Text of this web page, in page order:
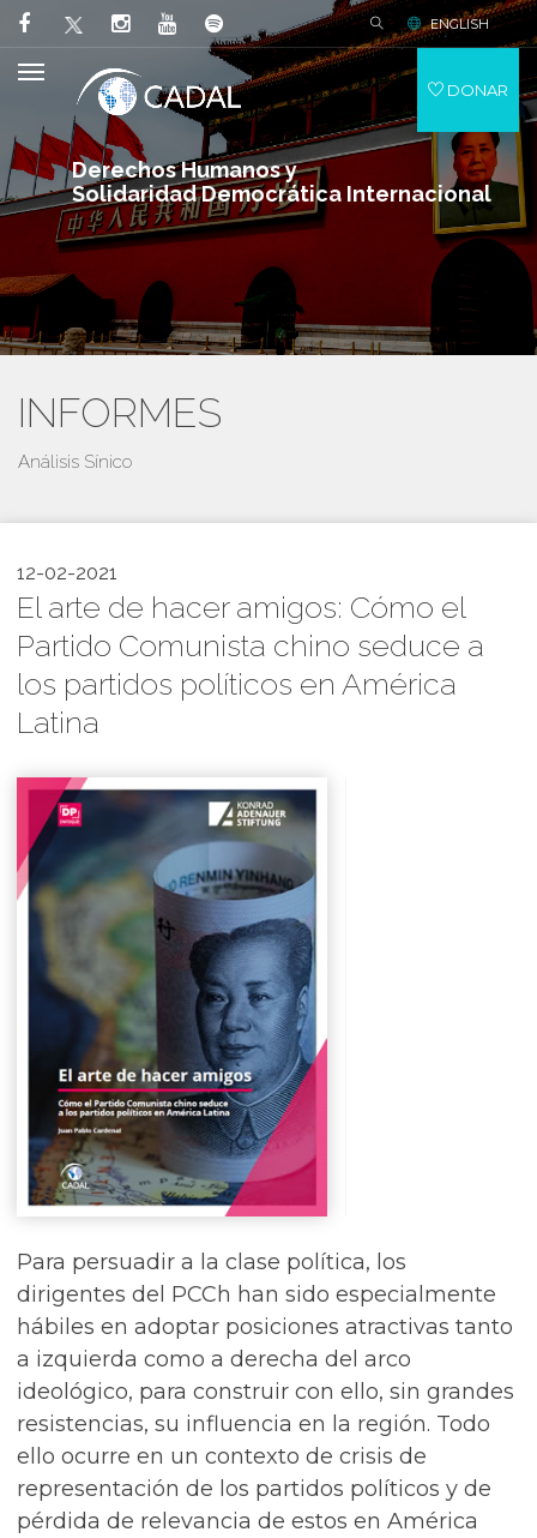
Derechos Humanos y
Solidaridad Democrática Internacional
ENGLISH
DONAR
INFORMES
Análisis Sínico
12-02-2021
El arte de hacer amigos: Cómo el
Partido Comunista chino seduce a
los partidos políticos en América
Latina
Para persuadir a la clase política, los
dirigentes del PCCh han sido especialmente
hábiles en adoptar posiciones atractivas tanto
a izquierda como a derecha del arco
ideológico, para construir con ello, sin grandes
resistencias, su influencia en la región. Todo
ello ocurre en un contexto de crisis de
representación de los partidos políticos y de
pérdida de relevancia de estos en América